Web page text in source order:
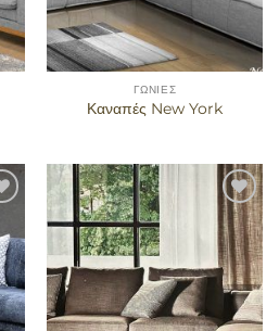
ΓΩΝΊΕΣ
Καναπές New York
Προσθήκη
στα
αγαπημένα